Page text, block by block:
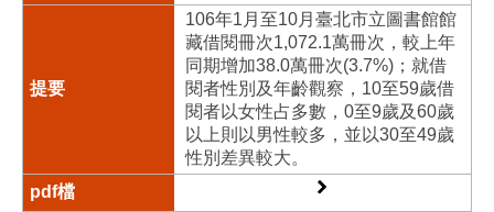
106年1月至10月臺北市立圖書館館
藏借閱冊次1,072.1萬冊次，較上年
同期增加38.0萬冊次(3.7%)；就借
閱者性別及年齡觀察，10至59歲借
閱者以女性占多數，0至9歲及60歲
以上則以男性較多，並以30至49歲
性別差異較大。